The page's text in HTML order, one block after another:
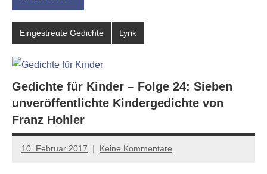
Eingestreute Gedichte Lyrik
Gedichte für Kinder – Folge 24: Sieben
unveröffentlichte Kindergedichte von
Franz Hohler
10. Februar 2017
Anton
Keine Kommentare